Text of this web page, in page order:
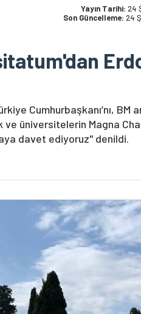
Yayın Tarihi: 24
Son Güncelleme: 24
Cumhurbaşkanı’nı, BM
üniversitelerin Magna
davet ediyoruz" denildi.